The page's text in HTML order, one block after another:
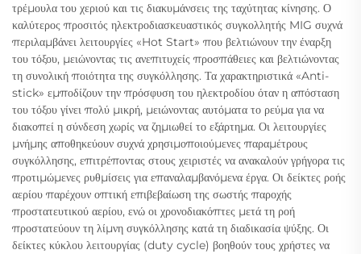
τρέμουλα του χεριού και τις διακυμάνσεις της ταχύτητας κίνησης. Ο
καλύτερος προσιτός ηλεκτροδιασκευαστικός συγκολλητής MIG συχνά
περιλαμβάνει λειτουργίες «Hot Start» που βελτιώνουν την έναρξη
του τόξου, μειώνοντας τις ανεπιτυχείς προσπάθειες και βελτιώνοντας
τη συνολική ποιότητα της συγκόλλησης. Τα χαρακτηριστικά «Anti-
stick» εμποδίζουν την πρόσφυση του ηλεκτροδίου όταν η απόσταση
του τόξου γίνει πολύ μικρή, μειώνοντας αυτόματα το ρεύμα για να
διακοπεί η σύνδεση χωρίς να ζημιωθεί το εξάρτημα. Οι λειτουργίες
μνήμης αποθηκεύουν συχνά χρησιμοποιούμενες παραμέτρους
συγκόλλησης, επιτρέποντας στους χειριστές να ανακαλούν γρήγορα τις
προτιμώμενες ρυθμίσεις για επαναλαμβανόμενα έργα. Οι δείκτες ροής
αερίου παρέχουν οπτική επιβεβαίωση της σωστής παροχής
προστατευτικού αερίου, ενώ οι χρονοδιακόπτες μετά τη ροή
προστατεύουν τη λίμνη συγκόλλησης κατά τη διαδικασία ψύξης. Οι
δείκτες κύκλου λειτουργίας (duty cycle) βοηθούν τους χρήστες να